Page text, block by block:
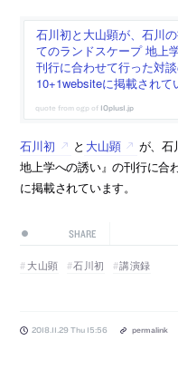
石川初と大山顕が、石川
てのランドスケープ 地上
刊行に合わせて行った対談
10+1websiteに掲載されて
10plus1.jp
石川初 と 大山顕
が、石
地上学への誘い』の刊行に合
に掲載されています。
SHARE
大山顕 石川初 講演録
2018.11.29 Thu 15:56 permalink